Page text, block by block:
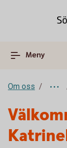
Meny
Om oss